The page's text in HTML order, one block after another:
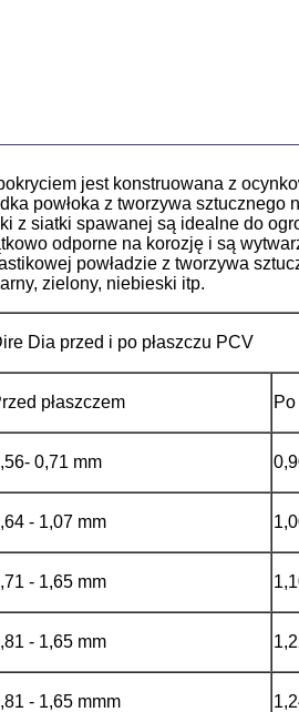
jest konstruowana z
powłoka z tworzywa
z siatki spawanej są idealne do
odporne na korozję i są
powładzie z tworzywa
zielony, niebieski itp.
Dia przed i po płaszczu PCV
płaszczem Po
0,71 mm
- 1,07 mm
- 1,65 mm
- 1,65 mm
- 1,65 mmm